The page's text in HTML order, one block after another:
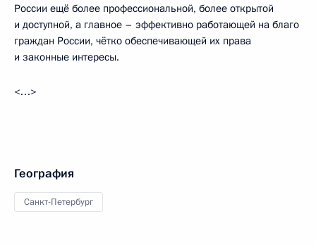
России ещё более профессиональной, более открытой
и доступной, а главное – эффективно работающей на благо
граждан России, чётко обеспечивающей их права
и законные интересы.
<…>
География
Санкт-Петербург